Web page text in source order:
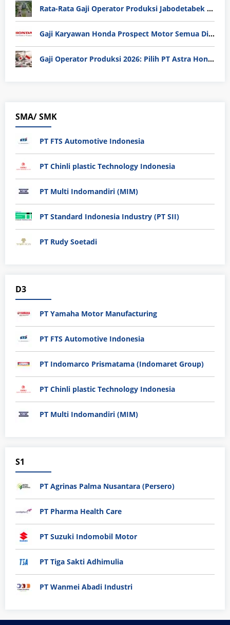
Rata-Rata Gaji Operator Produksi Jabodetabek 2025: Bedah Tuntas UMK, Lemburan, dan Realita Hidup Buruh
Gaji Karyawan Honda Prospect Motor Semua Divisi
Gaji Operator Produksi 2026: Pilih PT Astra Honda Motor (AHM) atau Manufaktur di Jepang?
SMA/ SMK
PT FTS Automotive Indonesia
PT Chinli plastic Technology Indonesia
PT Multi Indomandiri (MIM)
PT Standard Indonesia Industry (PT SII)
PT Rudy Soetadi
D3
PT Yamaha Motor Manufacturing
PT FTS Automotive Indonesia
PT Indomarco Prismatama (Indomaret Group)
PT Chinli plastic Technology Indonesia
PT Multi Indomandiri (MIM)
S1
PT Agrinas Palma Nusantara (Persero)
PT Pharma Health Care
PT Suzuki Indomobil Motor
PT Tiga Sakti Adhimulia
PT Wanmei Abadi Industri